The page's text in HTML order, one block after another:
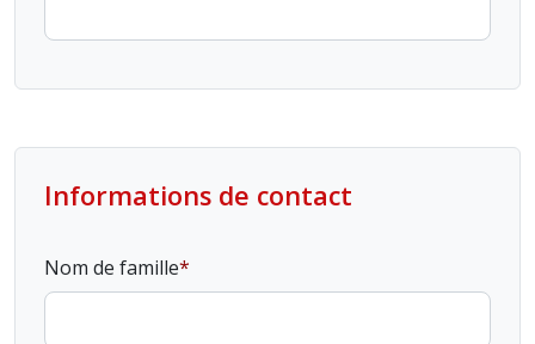
Informations de contact
Nom de famille